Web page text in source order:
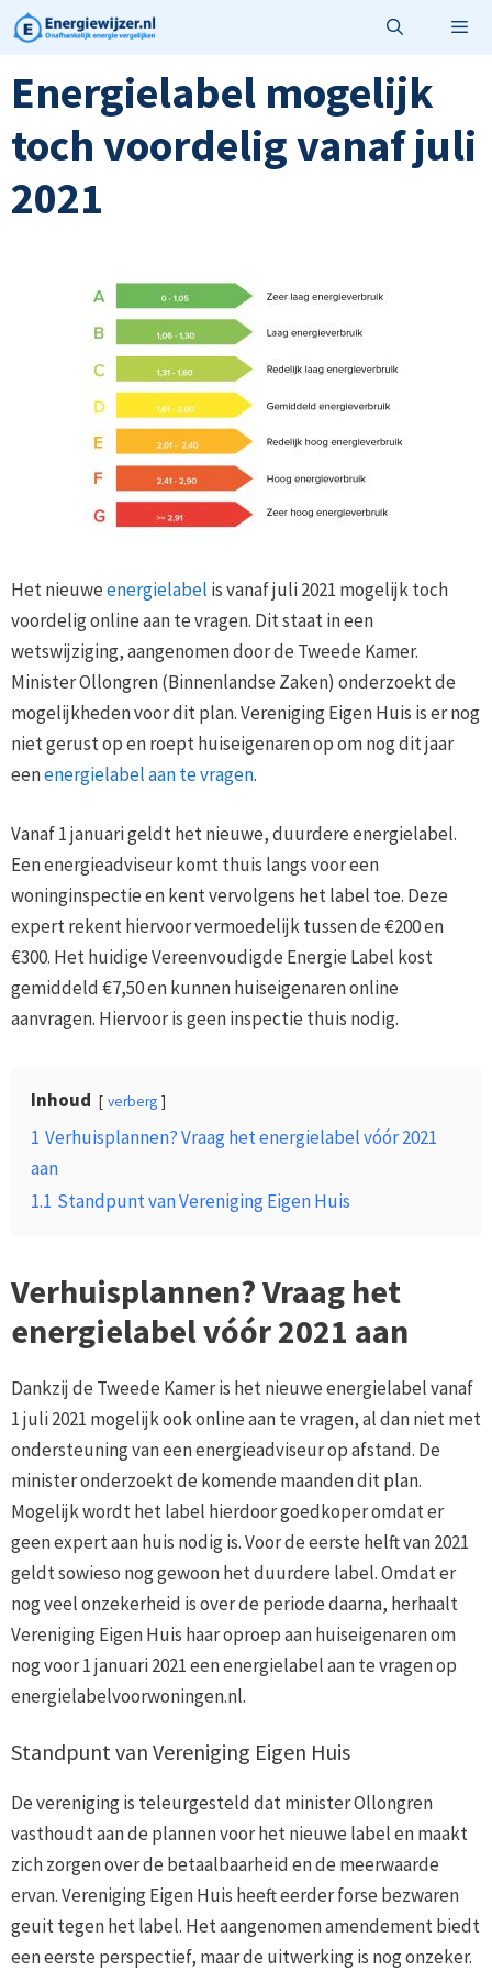
Ga
naar
de
inhoud
Energielabel mogelijk
toch voordelig vanaf juli
2021
Het nieuweenergielabel is vanaf juli 2021 mogelijk toch
voordelig online aan te vragen. Dit staat in een
wetswijziging, aangenomen door de Tweede Kamer.
Minister Ollongren (Binnenlandse Zaken) onderzoekt de
mogelijkheden voor dit plan. Vereniging Eigen Huis is er nog
niet gerust op en roept huiseigenaren op om nog dit jaar
eenenergielabel aan te vragen.
Vanaf 1 januari geldt het nieuwe, duurdere energielabel.
Een energieadviseur komt thuis langs voor een
woninginspectie en kent vervolgens het label toe. Deze
expert rekent hiervoor vermoedelijk tussen de €200 en
€300. Het huidige Vereenvoudigde Energie Label kost
gemiddeld €7,50 en kunnen huiseigenaren online
aanvragen. Hiervoor is geen inspectie thuis nodig.
Inhoud verberg
1 Verhuisplannen? Vraag het energielabel vóór 2021
aan
1.1 Standpunt van Vereniging Eigen Huis
Verhuisplannen? Vraag het
energielabel vóór 2021 aan
Dankzij de Tweede Kamer is het nieuwe energielabel vanaf
1 juli 2021 mogelijk ook online aan te vragen, al dan niet met
ondersteuning van een energieadviseur op afstand. De
minister onderzoekt de komende maanden dit plan.
Mogelijk wordt het label hierdoor goedkoper omdat er
geen expert aan huis nodig is. Voor de eerste helft van 2021
geldt sowieso nog gewoon het duurdere label. Omdat er
nog veel onzekerheid is over de periode daarna, herhaalt
Vereniging Eigen Huis haar oproep aan huiseigenaren om
nog voor 1 januari 2021 een energielabel aan te vragen op
energielabelvoorwoningen.nl.
Standpunt van Vereniging Eigen Huis
De vereniging is teleurgesteld dat minister Ollongren
vasthoudt aan de plannen voor het nieuwe label en maakt
zich zorgen over de betaalbaarheid en de meerwaarde
ervan. Vereniging Eigen Huis heeft eerder forse bezwaren
geuit tegen het label. Het aangenomen amendement biedt
een eerste perspectief, maar de uitwerking is nog onzeker.